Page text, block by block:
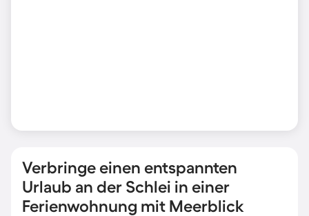
Verbringe einen entspannten
Urlaub an der Schlei in einer
Ferienwohnung mit Meerblick